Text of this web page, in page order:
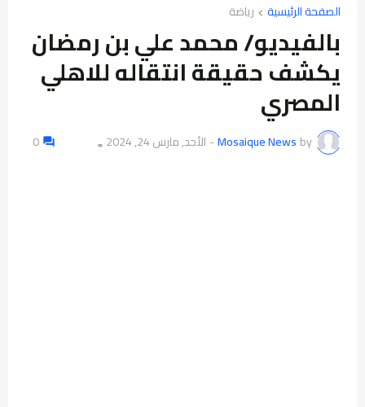
الصفحة الرئيسية رياضة
بالفيديو/ محمد علي بن رمضان
يكشف حقيقة انتقاله للاهلي
المصري
by
Mosaique News
- الأحد, مارس 24, 2024 👁️
0